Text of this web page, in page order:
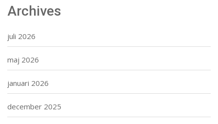
Archives
juli 2026
maj 2026
januari 2026
december 2025